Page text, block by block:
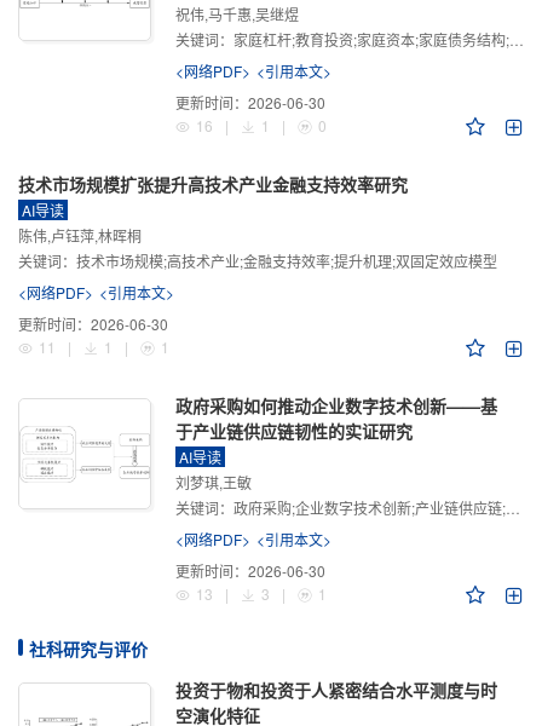
祝伟,马千惠,吴继煜
关键词： 家庭杠杆;教育投资;家庭资本;家庭债务结构;CHFS
<网络PDF> <引用本文>
更新时间： 2026-06-30
16
| 1 | 0
技术市场规模扩张提升高技术产业金融支持效率研究
AI导读
陈伟,卢钰萍,林晖桐
关键词： 技术市场规模;高技术产业;金融支持效率;提升机理;双固定效应模型
<网络PDF> <引用本文>
更新时间： 2026-06-30
11
| 1 | 1
政府采购如何推动企业数字技术创新——基
于产业链供应链韧性的实证研究
AI导读
刘梦琪,王敏
关键词： 政府采购;企业数字技术创新;产业链供应链;产业链供应链韧性;需求侧财政政策
<网络PDF> <引用本文>
更新时间： 2026-06-30
13
| 3 | 1
社科研究与评价
投资于物和投资于人紧密结合水平测度与时
空演化特征